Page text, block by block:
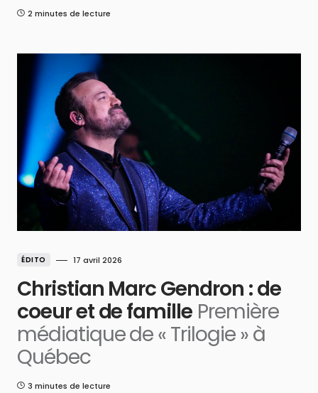
2 minutes de lecture
ÉDITO 17 avril 2026
Christian Marc Gendron : de
coeur et de famille Première
médiatique de « Trilogie » à
Québec
3 minutes de lecture